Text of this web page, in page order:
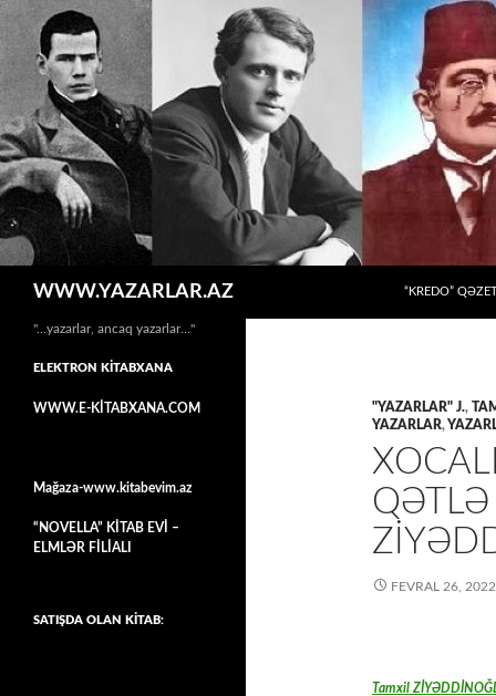
WWW.YAZARLAR.AZ
“KREDO”
"YAZARLAR" J.,
YAZARLAR,
QƏTLƏ
FEVRAL 26, 2022
Tamxil
"…yazarlar, ancaq yazarlar…"
ELEKTRON KİTABXANA
WWW.E-KİTABXANA.COM
Mağaza-www.kitabevim.az
“NOVELLA” KİTAB EVİ –
ELMLƏR FİLİALI
SATIŞDA OLAN KİTAB: